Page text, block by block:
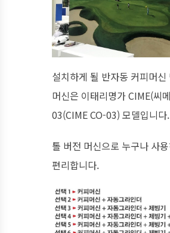
설치하게 될 반자동 커피머신
머신은 이태리명가 CIME(씨
03(CIME CO-03) 모델입니다.
톨 버전 머신으로 누구나 사
편리합니다.